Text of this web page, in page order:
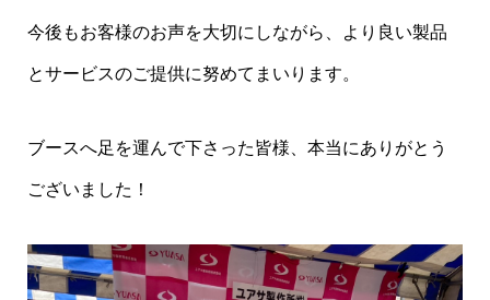
今後もお客様のお声を大切にしながら、より良い製品
とサービスのご提供に努めてまいります。
ブースへ足を運んで下さった皆様、本当にありがとう
ございました！